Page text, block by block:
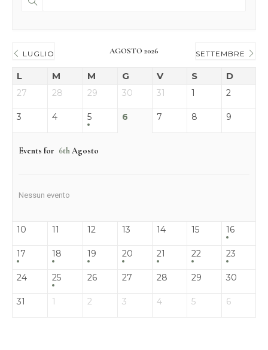
LUGLIO AGOSTO 2026 SETTEMBRE
L M M G V S D
27 28 29 30 31 1 2
3 4 5 6 7 8 9
Events for 6thAgosto
Nessun evento
10 11 12 13 14 15 16
17 18 19 20 21 22 23
24 25 26 27 28 29 30
31 1 2 3 4 5 6